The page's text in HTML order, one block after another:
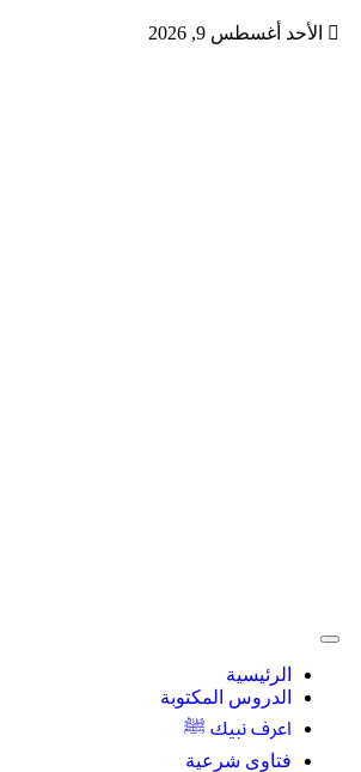
الأحد أغسطس 9, 2026
الرئيسية
الدروس المكتوبة
اعرف نبيك ﷺ
فتاوى شرعية